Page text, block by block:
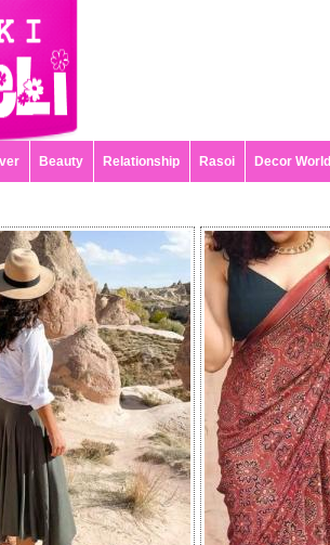
Beauty Relationship Rasoi Decor World